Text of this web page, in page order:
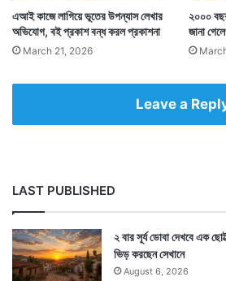
করা হয়নি। তবে তিনি না চাইলেও তাঁকে
পাঠিয়ে দেওয়া হয়।
এআই কাজে লাগিয়ে ভূতের উপন্যাস লেখার
অভিযোগ, বই প্রকাশ বন্ধ করল প্রকাশনা
March 21, 2026
২০০০
জানা
Leave a
LAST PUBLISHED
২ বার সূর্য ডোবা দেখবে এক
ভিড় করছেন সেখানে
August 6, 2026